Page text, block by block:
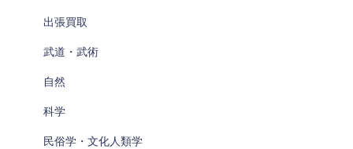
出張買取
武道・武術
自然
科学
民俗学・文化人類学